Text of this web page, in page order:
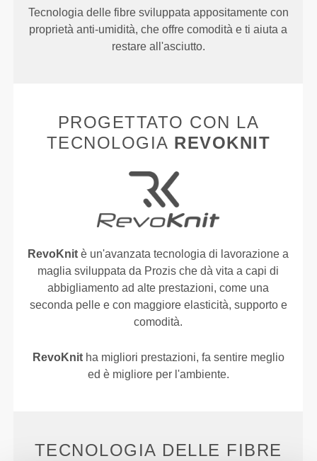
Tecnologia delle fibre sviluppata appositamente con
proprietà anti-umidità, che offre comodità e ti aiuta a
restare all'asciutto.
PROGETTATO CON LA
TECNOLOGIA REVOKNIT
RevoKnit è un'avanzata tecnologia di lavorazione a
maglia sviluppata da Prozis che dà vita a capi di
abbigliamento ad alte prestazioni, come una
seconda pelle e con maggiore elasticità, supporto e
comodità.
RevoKnitha migliori prestazioni, fa sentire meglio
ed è migliore per l'ambiente.
TECNOLOGIA DELLE FIBRE